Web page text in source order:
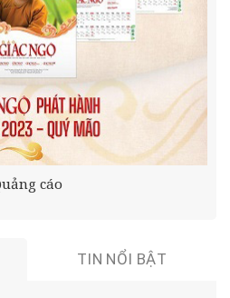
cáo
TIN NỔI BẬT